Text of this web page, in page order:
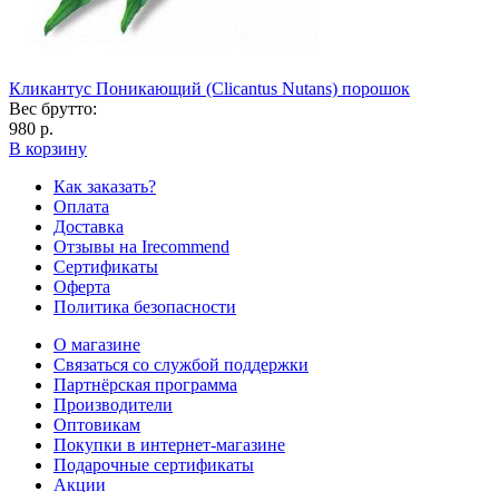
Кликантус Поникающий (Clicantus Nutans) порошок
Вес брутто:
980 р.
В корзину
Как заказать?
Оплата
Доставка
Отзывы на Irecommend
Сертификаты
Оферта
Политика безопасности
О магазине
Связаться со службой поддержки
Партнёрская программа
Производители
Оптовикам
Покупки в интернет-магазине
Подарочные сертификаты
Акции